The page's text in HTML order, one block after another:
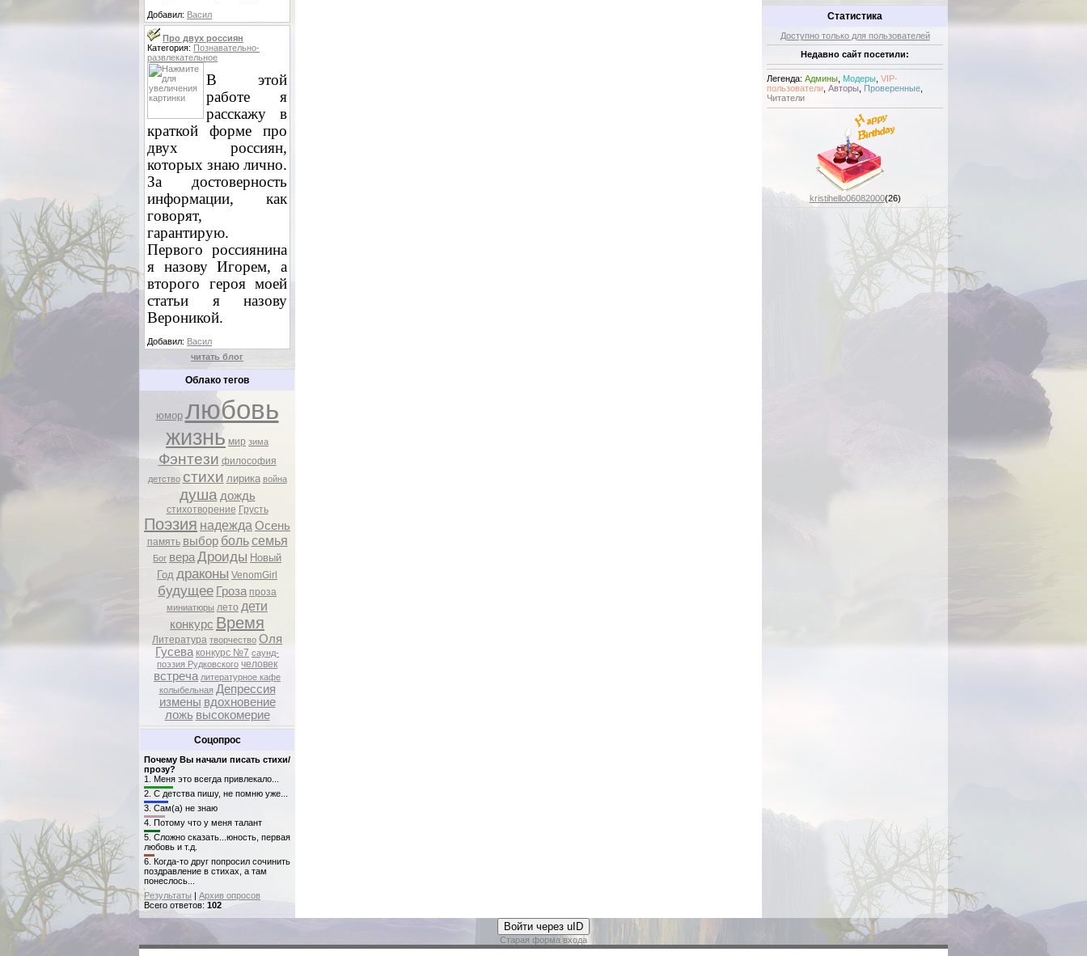
Добавил: Васил
Про двух россиян
Категория: Познавательно-
развлекательное
В этой
работе я
расскажу в
краткой форме про
двух россиян,
которых знаю лично.
За достоверность
информации, как
говорят,
гарантирую.
Первого россиянина
я назову Игорем, а
второго героя моей
статьи я назову
Вероникой.
Добавил: Васил
читать блог
Облако тегов
юмор любовь
жизнь мир зима
Фэнтези философия
детство стихи лирика война
душа дождь
стихотворение Грусть
Поэзия надежда Осень
память выбор боль семья
Бог вераДроиды Новый
Год драконы VenomGirl
будущее Гроза проза
миниатюры лето дети
конкурс Время
Литература творчество Оля
Гусева конкурс №7 саунд-
поэзия Рудковского человек
встреча литературное кафе
колыбельная Депрессия
измены вдохновение
ложь высокомерие
Соцопрос
Почему Вы начали писать стихи/
прозу?
1. Меня это всегда привлекало...
2. С детства пишу, не помню уже...
3. Сам(а) не знаю
4. Потому что у меня талант
5. Сложно сказать...юность, первая
любовь и т.д.
6. Когда-то друг попросил сочинить
поздравление в стихах, а там
понеслось...
Результаты | Архив опросов
Всего ответов: 102
Статистика
Доступно только для пользователей
Недавно сайт посетили:
Легенда: Админы Модеры VIP-
пользователи Авторы Проверенные
Читатели
kristihello06082000(26)
Войти через uID
Старая форма входа